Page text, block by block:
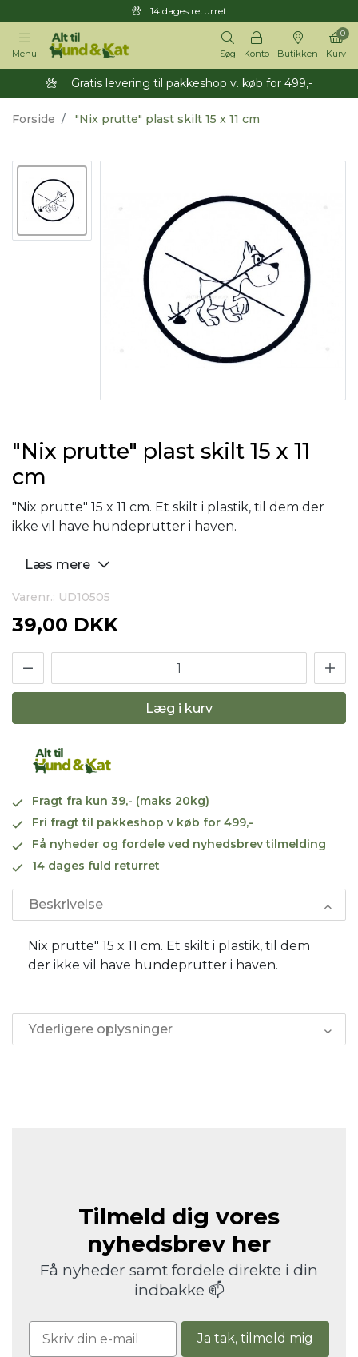
14 dages returret
Menu Søg Konto Butikken Kurv
0
Gratis levering til pakkeshop v. køb for 499,-
Forside "Nix prutte" plast skilt 15 x 11 cm
"Nix prutte" plast skilt 15 x 11
cm
"Nix prutte" 15 x 11 cm. Et skilt i plastik, til dem der
ikke vil have hundeprutter i haven.
Læs mere
Varenr.: UD10505
39,00 DKK
Læg i kurv
Fragt fra kun 39,- (maks 20kg)
Fri fragt til pakkeshop v køb for 499,-
Få nyheder og fordele ved nyhedsbrev tilmelding
14 dages fuld returret
Beskrivelse
Nix prutte" 15 x 11 cm. Et skilt i plastik, til dem
der ikke vil have hundeprutter i haven.
Yderligere oplysninger
Tilmeld dig vores
nyhedsbrev her
Få nyheder samt fordele direkte i din
indbakke 📫
Ja tak, tilmeld mig